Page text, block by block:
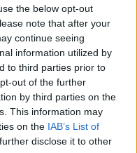
the below opt-out
note that after your
continue seeing
information utilized by
to third parties prior to
out of the further
by third parties on the
This information may
on the IAB’s List of
disclose it to other
MAIS DO AUTOR